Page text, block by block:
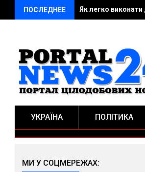
ПОСЛЕДНЕЕ Вода: как ее
УКРАЇНА ПОЛІТИКА
МИ У СОЦМЕРЕЖАХ: